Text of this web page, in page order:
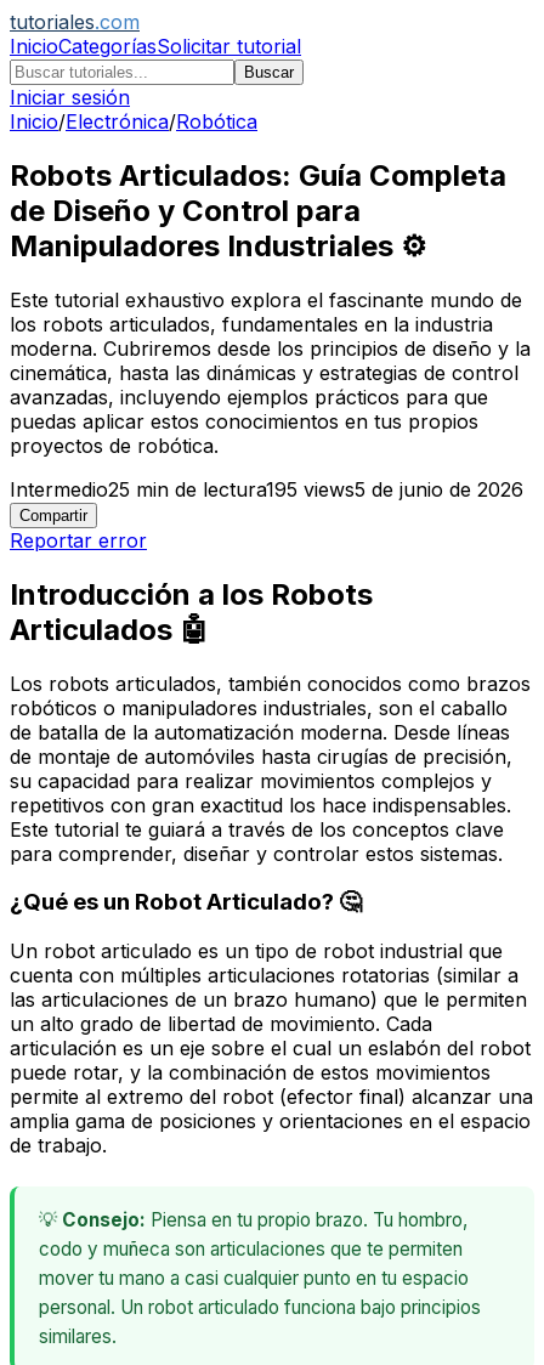
tutoriales.com
InicioCategoríasSolicitar tutorial
Buscar
Iniciar sesión
Inicio/Electrónica/Robótica
Robots Articulados: Guía Completa
de Diseño y Control para
Manipuladores Industriales ⚙️
Este tutorial exhaustivo explora el fascinante mundo de
los robots articulados, fundamentales en la industria
moderna. Cubriremos desde los principios de diseño y la
cinemática, hasta las dinámicas y estrategias de control
avanzadas, incluyendo ejemplos prácticos para que
puedas aplicar estos conocimientos en tus propios
proyectos de robótica.
Intermedio25 min de lectura195 views5 de junio de 2026
Compartir
Reportar error
Introducción a los Robots
Articulados 🤖
Los robots articulados, también conocidos como brazos
robóticos o manipuladores industriales, son el caballo
de batalla de la automatización moderna. Desde líneas
de montaje de automóviles hasta cirugías de precisión,
su capacidad para realizar movimientos complejos y
repetitivos con gran exactitud los hace indispensables.
Este tutorial te guiará a través de los conceptos clave
para comprender, diseñar y controlar estos sistemas.
¿Qué es un Robot Articulado? 🤔
Un robot articulado es un tipo de robot industrial que
cuenta con múltiples articulaciones rotatorias (similar a
las articulaciones de un brazo humano) que le permiten
un alto grado de libertad de movimiento. Cada
articulación es un eje sobre el cual un eslabón del robot
puede rotar, y la combinación de estos movimientos
permite al extremo del robot (efector final) alcanzar una
amplia gama de posiciones y orientaciones en el espacio
de trabajo.
💡 Consejo: Piensa en tu propio brazo. Tu hombro,
codo y muñeca son articulaciones que te permiten
mover tu mano a casi cualquier punto en tu espacio
personal. Un robot articulado funciona bajo principios
similares.